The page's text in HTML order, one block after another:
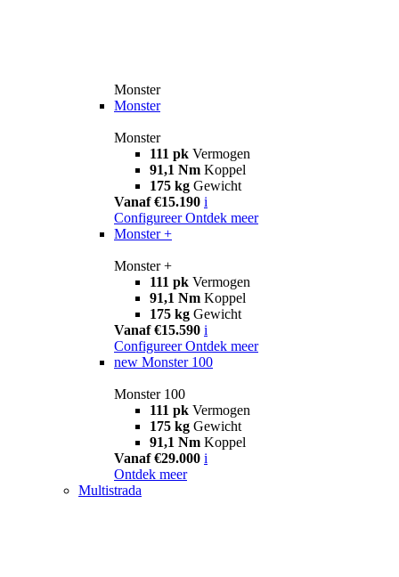
Monster
Monster
Monster
111 pk Vermogen
91,1 Nm Koppel
175 kg Gewicht
Vanaf €15.190 i
Configureer Ontdek meer
Monster +
Monster +
111 pk Vermogen
91,1 Nm Koppel
175 kg Gewicht
Vanaf €15.590 i
Configureer Ontdek meer
new Monster 100
Monster 100
111 pk Vermogen
175 kg Gewicht
91,1 Nm Koppel
Vanaf €29.000 i
Ontdek meer
Multistrada